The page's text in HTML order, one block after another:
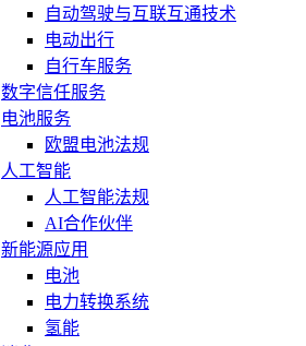
自动驾驶与互联互通技术
电动出行
自行车服务
数字信任服务
电池服务
欧盟电池法规
人工智能
人工智能法规
AI合作伙伴
新能源应用
电池
电力转换系统
氢能